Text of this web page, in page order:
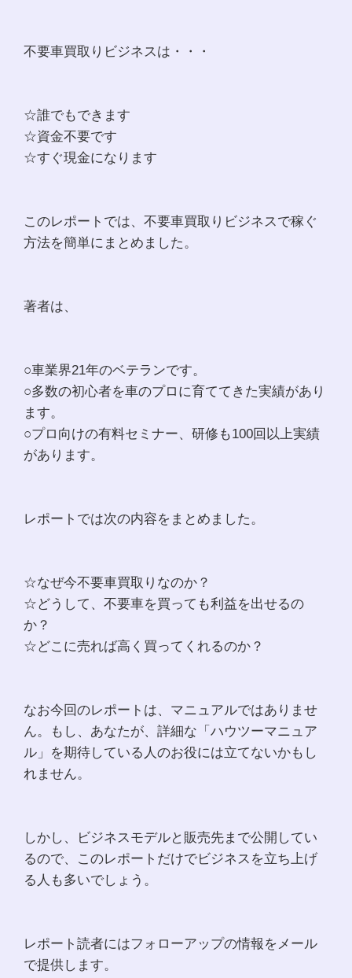
不要車買取りビジネスは・・・
☆誰でもできます
☆資金不要です
☆すぐ現金になります
このレポートでは、不要車買取りビジネスで稼ぐ
方法を簡単にまとめました。
著者は、
○車業界21年のベテランです。
○多数の初心者を車のプロに育ててきた実績があり
ます。
○プロ向けの有料セミナー、研修も100回以上実績
があります。
レポートでは次の内容をまとめました。
☆なぜ今不要車買取りなのか？
☆どうして、不要車を買っても利益を出せるの
か？
☆どこに売れば高く買ってくれるのか？
なお今回のレポートは、マニュアルではありませ
ん。もし、あなたが、詳細な「ハウツーマニュア
ル」を期待している人のお役には立てないかもし
れません。
しかし、ビジネスモデルと販売先まで公開してい
るので、このレポートだけでビジネスを立ち上げ
る人も多いでしょう。
レポート読者にはフォローアップの情報をメール
で提供します。